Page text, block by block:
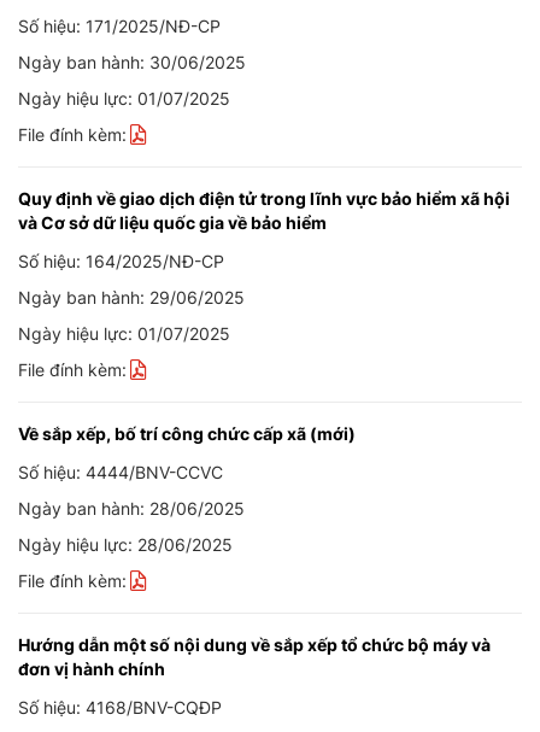
Số hiệu: 171/2025/NĐ-CP
Ngày ban hành: 30/06/2025
Ngày hiệu lực: 01/07/2025
File đính kèm:
Quy định về giao dịch điện tử trong lĩnh vực bảo hiểm xã hội
và Cơ sở dữ liệu quốc gia về bảo hiểm
Số hiệu: 164/2025/NĐ-CP
Ngày ban hành: 29/06/2025
Ngày hiệu lực: 01/07/2025
File đính kèm:
Về sắp xếp, bố trí công chức cấp xã (mới)
Số hiệu: 4444/BNV-CCVC
Ngày ban hành: 28/06/2025
Ngày hiệu lực: 28/06/2025
File đính kèm:
Hướng dẫn một số nội dung về sắp xếp tổ chức bộ máy và
đơn vị hành chính
Số hiệu: 4168/BNV-CQĐP